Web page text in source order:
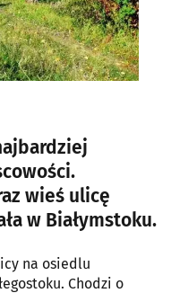
wieś ulicę
w Białymstoku.
na osiedlu
Chodzi o